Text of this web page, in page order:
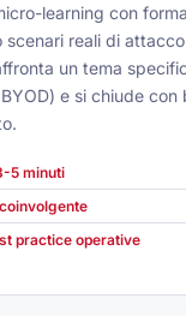
learning con
scenari reali di
un tema
e si chiude
5 minuti
practice operative